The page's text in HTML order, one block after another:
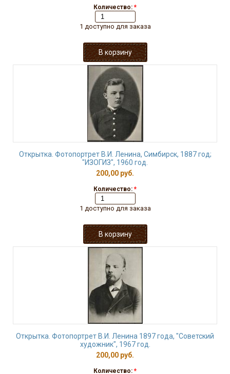
Количество: *
1 доступно для заказа
Открытка. Фотопортрет В.И. Ленина, Симбирск, 1887 год;
"ИЗОГИЗ", 1960 год.
200,00 руб.
Количество: *
1 доступно для заказа
Открытка. Фотопортрет В.И. Ленина 1897 года, "Советский
художник", 1967 год.
200,00 руб.
Количество: *